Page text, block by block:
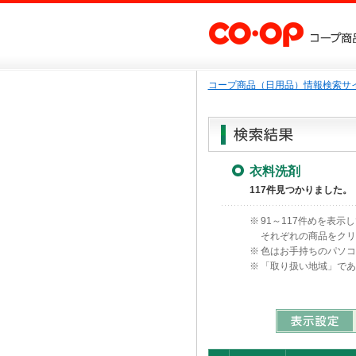
コープ商品（日用品）情報検索サ
衣料洗剤
117件見つかりました。
※ 91～117件めを表示
それぞれの商品をク
※ 色はお手持ちのパソ
※
「取り扱い地域」で